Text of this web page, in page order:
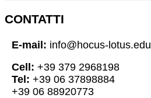
CONTATTI
E-mail: info@hocus-lotus.edu
Cell: +39 379 2968198
Tel: +39 06 37898884
+39 06 88920773